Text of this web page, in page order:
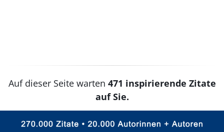
Auf dieser Seite warten 471 inspirierende Zitate
auf Sie.